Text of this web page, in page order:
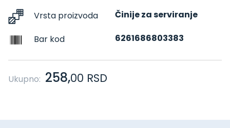
Vrsta proizvoda Činije za serviranje
Bar kod 6261686803383
Ukupno: 258,00 RSD